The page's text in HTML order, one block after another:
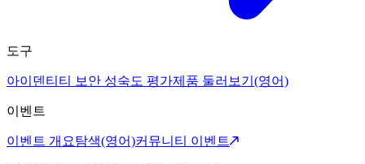
도구
아이덴티티 보안 성숙도 평가제품 둘러보기(영어)
이벤트
이벤트 개요탐색(영어)커뮤니티 이벤트